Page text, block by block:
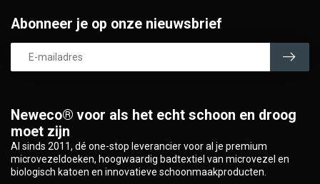
Neweco® voor als het echt schoon en droog
moet zijn
Al sinds 2011, dé one-stop leverancier voor al je premium
microvezeldoeken, hoogwaardig badtextiel van microvezel en
biologisch katoen en innovatieve schoonmaakproducten.
Abonneer je op onze nieuwsbrief